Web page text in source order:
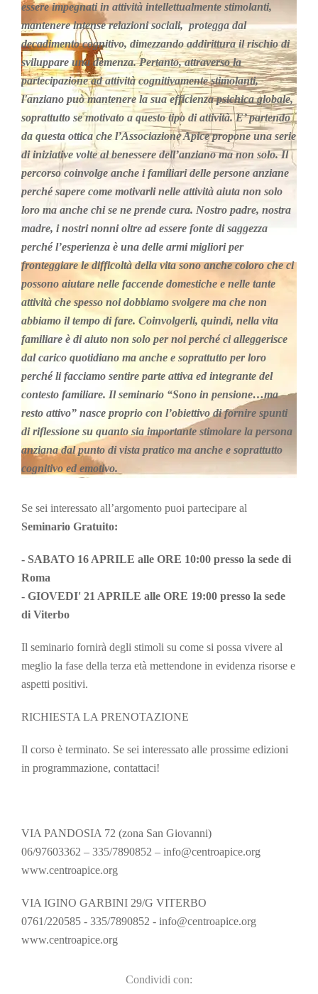
essere impegnati in attività intellettualmente stimolanti,
mantenere intense relazioni sociali, protegga dal
decadimento cognitivo, dimezzando addirittura il rischio di
sviluppare una demenza. Pertanto, attraverso la
partecipazione ad attività cognitivamente stimolanti,
l'anziano può mantenere la sua efficienza psichica globale,
soprattutto se motivato a questo tipo di attività. E’ partendo
da questa ottica che l’Associazione Apice propone una serie
di iniziative volte al benessere dell’anziano ma non solo. Il
percorso coinvolge anche i familiari delle persone anziane
perché sapere come motivarli nelle attività aiuta non solo
loro ma anche chi se ne prende cura. Nostro padre, nostra
madre, i nostri nonni oltre ad essere fonte di saggezza
perché l’esperienza è una delle armi migliori per
fronteggiare le difficoltà della vita sono anche coloro che ci
possono aiutare nelle faccende domestiche e nelle tante
attività che spesso noi dobbiamo svolgere ma che non
abbiamo il tempo di fare. Coinvolgerli, quindi, nella vita
familiare è di aiuto non solo per noi perché ci alleggerisce
dal carico quotidiano ma anche e soprattutto per loro
perché li facciamo sentire parte attiva ed integrante del
contesto familiare. Il seminario “Sono in pensione…ma
resto attivo” nasce proprio con l’obiettivo di fornire spunti
di riflessione su quanto sia importante stimolare la persona
anziana dal punto di vista pratico ma anche e soprattutto
cognitivo ed emotivo.
Se sei interessato all’argomento puoi partecipare al
Seminario Gratuito:
- SABATO 16 APRILE alle ORE 10:00 presso la sede di
Roma
- GIOVEDI' 21 APRILE alle ORE 19:00 presso la sede
di Viterbo
Il seminario fornirà degli stimoli su come si possa vivere al
meglio la fase della terza età mettendone in evidenza risorse e
aspetti positivi.
RICHIESTA LA PRENOTAZIONE
Il corso è terminato. Se sei interessato alle prossime edizioni
in programmazione, contattaci!
VIA PANDOSIA 72 (zona San Giovanni)
06/97603362 – 335/7890852 – info@centroapice.org
www.centroapice.org
VIA IGINO GARBINI 29/G VITERBO
0761/220585 - 335/7890852 - info@centroapice.org
www.centroapice.org
Condividi con: